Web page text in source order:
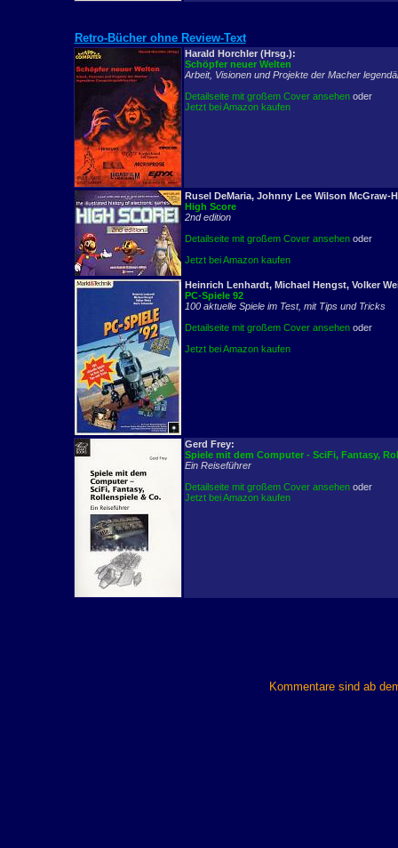
Retro-Bücher ohne Review-Text
Harald Horchler (Hrsg.):
Schöpfer neuer Welten
Arbeit, Visionen und Projekte der Macher
Detailseite mit großem Cover ansehenoder
Jetzt bei Amazon kaufen
Rusel DeMaria, Johnny Lee Wilson McGraw-
High Score
2nd edition
Detailseite mit großem Cover ansehenoder
Jetzt bei Amazon kaufen
Heinrich Lenhardt, Michael Hengst, Volker
PC-Spiele 92
100 aktuelle Spiele im Test, mit Tips und Tricks
Detailseite mit großem Cover ansehenoder
Jetzt bei Amazon kaufen
Gerd Frey:
Spiele mit dem Computer - SciFi, Fantasy,
Ein Reiseführer
Detailseite mit großem Cover ansehenoder
Jetzt bei Amazon kaufen
Kommentare sind ab